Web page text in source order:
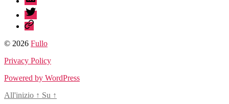
twitter
sessionize
© 2026 Fullo
Privacy Policy
Powered by WordPress
All'inizio ↑ Su ↑